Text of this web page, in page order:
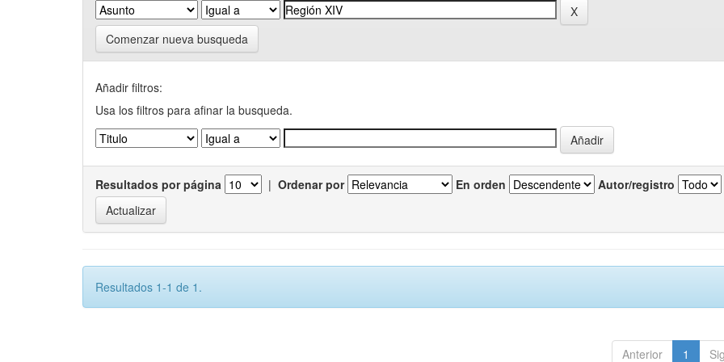
Comenzar nueva busqueda
Añadir filtros:
Usa los filtros para afinar la busqueda.
Resultados por página | Ordenar por En orden Autor/registro
Resultados 1-1 de 1.
Anterior 1